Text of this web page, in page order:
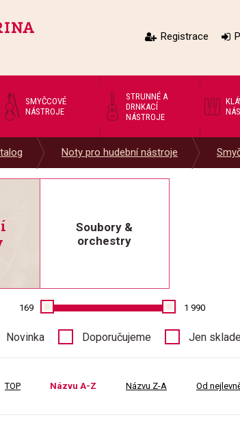
Registrace
SMYČCOVÉ
NÁSTROJE
STRUNNÉ A
DRNKACÍ
NÁSTROJE
Noty pro hudební nástroje
Soubory &
orchestry
169 1 990
Novinka Doporučujeme Jen
TOP Názvu A-Z Názvu Z-A Od